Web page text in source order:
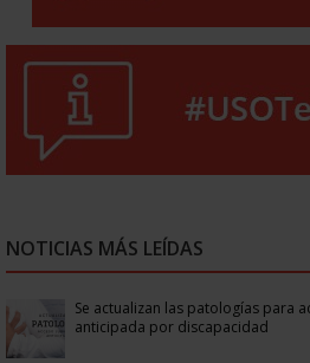
NOTICIAS MÁS LEÍDAS
Se actualizan las patologías para
anticipada por discapacidad